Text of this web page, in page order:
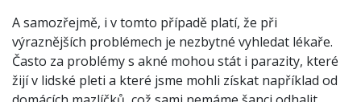
A samozřejmě, i v tomto případě platí, že při
výraznějších problémech je nezbytné vyhledat lékaře.
Často za problémy s akné mohou stát i parazity, které
žijí v lidské pleti a které jsme mohli získat například od